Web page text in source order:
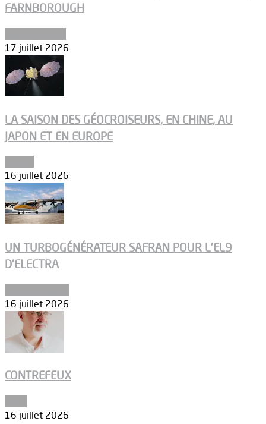
FARNBOROUGH
17 juillet 2026
LA SAISON DES GÉOCROISEURS, EN CHINE, AU
JAPON ET EN EUROPE
16 juillet 2026
UN TURBOGÉNÉRATEUR SAFRAN POUR L’EL9
D’ELECTRA
16 juillet 2026
CONTREFEUX
16 juillet 2026